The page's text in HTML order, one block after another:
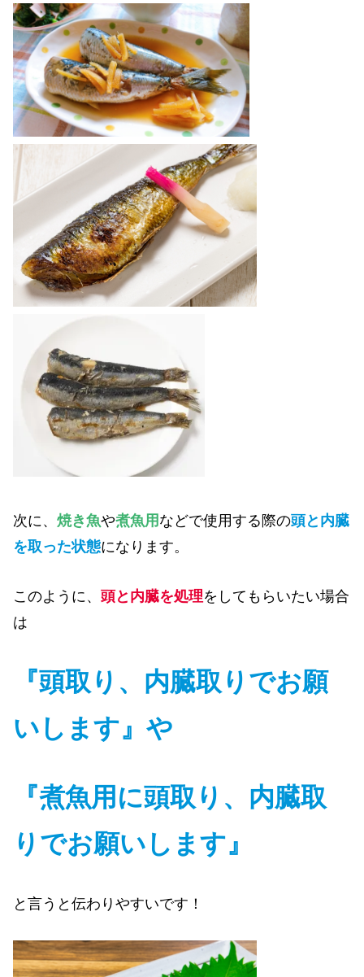
次に、 焼き魚や煮魚用 などで使用する際の頭と内臓
を取った状態になります。
このように、 頭と内臓を処理をしてもらいたい場合
は
『頭取り、内臓取りでお願
いします』や
『煮魚用に頭取り、内臓取
りでお願いします』
と言うと伝わりやすいです！